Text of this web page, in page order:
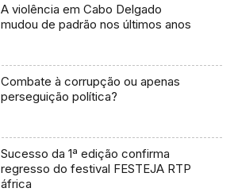
A violência em Cabo Delgado
mudou de padrão nos últimos anos
Combate à corrupção ou apenas
perseguição política?
Sucesso da 1ª edição confirma
regresso do festival FESTEJA RTP
áfrica